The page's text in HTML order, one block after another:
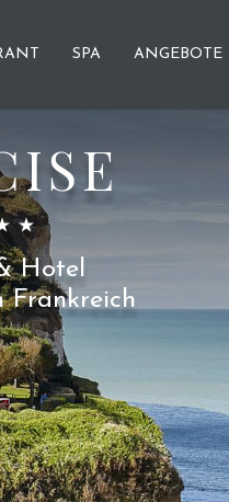
SPA ANGEBOTE
Hotel
Frankreich